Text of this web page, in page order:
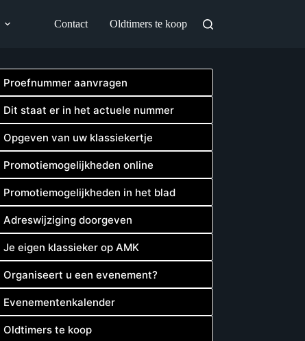
Contact Oldtimers te koop
Proefnummer aanvragen
Dit staat er in het actuele nummer
Opgeven van uw klassiekertje
Promotiemogelijkheden online
Promotiemogelijkheden in het blad
Adreswijziging doorgeven
Je eigen klassieker op AMK
Organiseert u een evenement?
Evenementenkalender
Oldtimers te koop